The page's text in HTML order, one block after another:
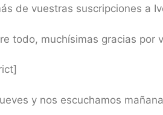
de vuestras suscripciones a
todo, muchísimas gracias por
y nos escuchamos